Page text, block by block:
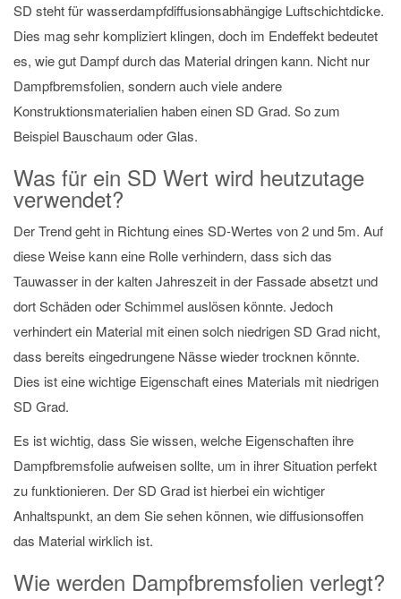
SD steht für wasserdampfdiffusionsabhängige Luftschichtdicke.
Dies mag sehr kompliziert klingen, doch im Endeffekt bedeutet
es, wie gut Dampf durch das Material dringen kann. Nicht nur
Dampfbremsfolien, sondern auch viele andere
Konstruktionsmaterialien haben einen SD Grad. So zum
Beispiel Bauschaum oder Glas.
Was für ein SD Wert wird heutzutage
verwendet?
Der Trend geht in Richtung eines SD-Wertes von 2 und 5m. Auf
diese Weise kann eine Rolle verhindern, dass sich das
Tauwasser in der kalten Jahreszeit in der Fassade absetzt und
dort Schäden oder Schimmel auslösen könnte. Jedoch
verhindert ein Material mit einen solch niedrigen SD Grad nicht,
dass bereits eingedrungene Nässe wieder trocknen könnte.
Dies ist eine wichtige Eigenschaft eines Materials mit niedrigen
SD Grad.
Es ist wichtig, dass Sie wissen, welche Eigenschaften ihre
Dampfbremsfolie aufweisen sollte, um in ihrer Situation perfekt
zu funktionieren. Der SD Grad ist hierbei ein wichtiger
Anhaltspunkt, an dem Sie sehen können, wie diffusionsoffen
das Material wirklich ist.
Wie werden Dampfbremsfolien verlegt?